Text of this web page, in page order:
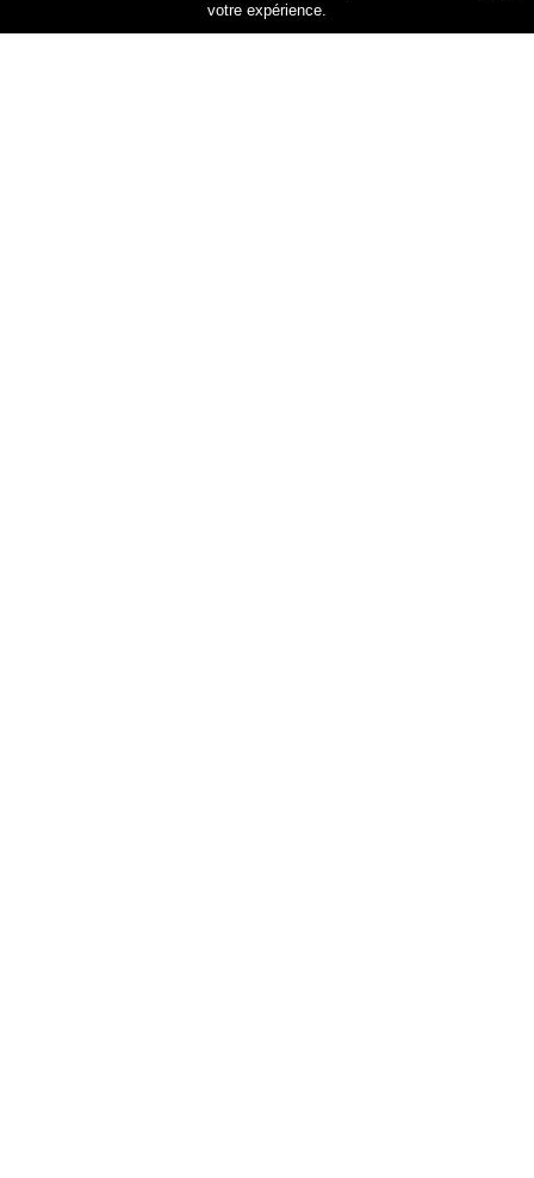
votre expérience.
Ajouter au panier